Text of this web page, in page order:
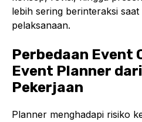
lebih sering berinteraksi
pelaksanaan.
Perbedaan Event
Event Planner
Pekerjaan
Planner menghadapi risiko